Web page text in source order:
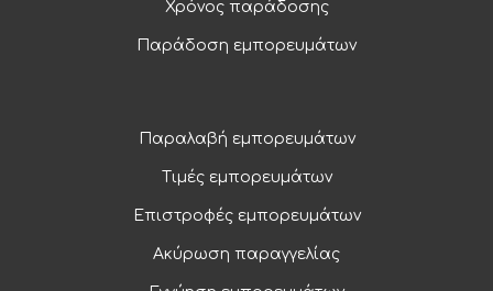
Χρόνος παράδοσης
Παράδοση εμπορευμάτων
Παραλαβή εμπορευμάτων
Τιμές εμπορευμάτων
Επιστροφές εμπορευμάτων
Ακύρωση παραγγελίας